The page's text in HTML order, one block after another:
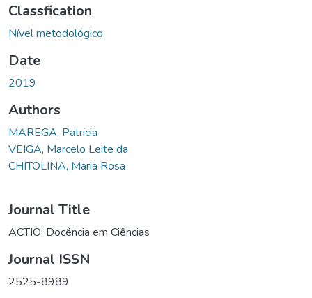
Classfication
Nível metodológico
Date
2019
Authors
MAREGA, Patricia
VEIGA, Marcelo Leite da
CHITOLINA, Maria Rosa
Journal Title
ACTIO: Docência em Ciências
Journal ISSN
2525-8989